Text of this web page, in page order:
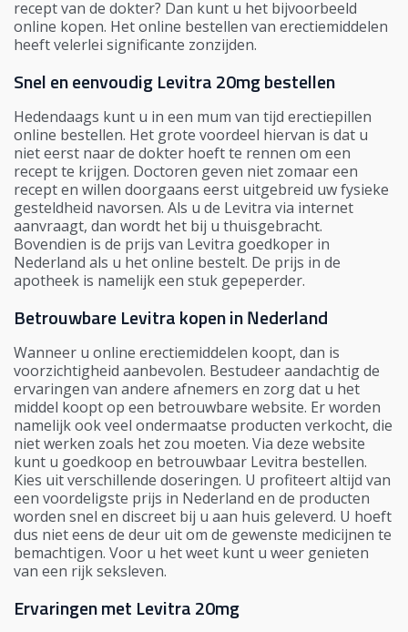
recept van de dokter? Dan kunt u het bijvoorbeeld
online kopen. Het online bestellen van erectiemiddelen
heeft velerlei significante zonzijden.
Snel en eenvoudig Levitra 20mg bestellen
Hedendaags kunt u in een mum van tijd erectiepillen
online bestellen. Het grote voordeel hiervan is dat u
niet eerst naar de dokter hoeft te rennen om een
recept te krijgen. Doctoren geven niet zomaar een
recept en willen doorgaans eerst uitgebreid uw fysieke
gesteldheid navorsen. Als u de Levitra via internet
aanvraagt, dan wordt het bij u thuisgebracht.
Bovendien is de prijs van Levitra goedkoper in
Nederland als u het online bestelt. De prijs in de
apotheek is namelijk een stuk gepeperder.
Betrouwbare Levitra kopen in Nederland
Wanneer u online erectiemiddelen koopt, dan is
voorzichtigheid aanbevolen. Bestudeer aandachtig de
ervaringen van andere afnemers en zorg dat u het
middel koopt op een betrouwbare website. Er worden
namelijk ook veel ondermaatse producten verkocht, die
niet werken zoals het zou moeten. Via deze website
kunt u goedkoop en betrouwbaar Levitra bestellen.
Kies uit verschillende doseringen. U profiteert altijd van
een voordeligste prijs in Nederland en de producten
worden snel en discreet bij u aan huis geleverd. U hoeft
dus niet eens de deur uit om de gewenste medicijnen te
bemachtigen. Voor u het weet kunt u weer genieten
van een rijk seksleven.
Ervaringen met Levitra 20mg